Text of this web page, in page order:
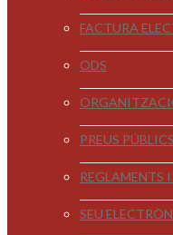
FACTURA
ODS
PREUS PÚBLICS
REGLAMENTS
SEU